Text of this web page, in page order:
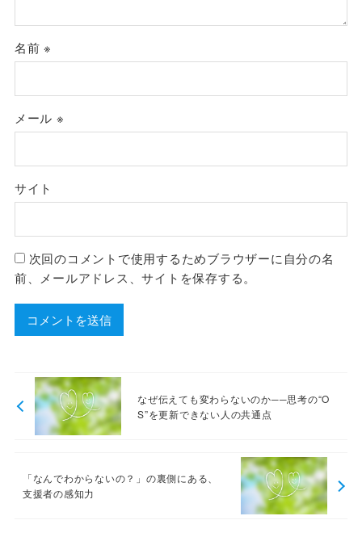
名前※
メール ※
サイト
次回のコメントで使用するためブラウザーに自分の名
前、メールアドレス、サイトを保存する。
なぜ伝えても変わらないのか──思考の“O
S”を更新できない人の共通点
「なんでわからないの？」の裏側にある、
支援者の感知力